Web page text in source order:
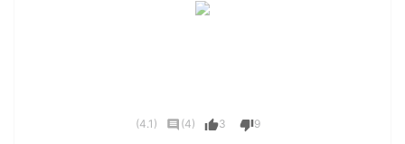
(4.1) (4) 3 9